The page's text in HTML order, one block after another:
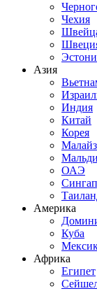
Чехия
Азия
Индия
Китай
Корея
ОАЭ
Америка
Куба
Африка
Египет